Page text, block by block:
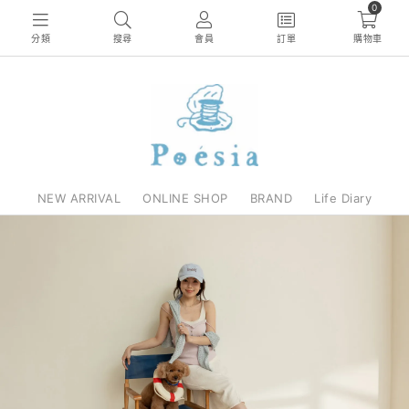
分類 搜尋 會員 訂單
0
購物車
NEW ARRIVAL ONLINE SHOP BRAND Life Diary